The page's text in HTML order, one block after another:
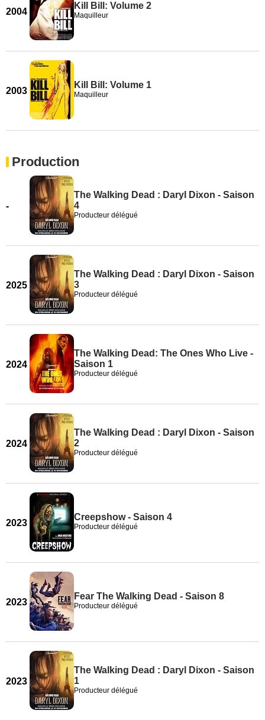
2004
Kill Bill: Volume 2
Maquilleur
2003
Kill Bill: Volume 1
Maquilleur
Production
-
The Walking Dead : Daryl Dixon - Saison
4
Producteur délégué
2025
The Walking Dead : Daryl Dixon - Saison
3
Producteur délégué
2024
The Walking Dead: The Ones Who Live -
Saison 1
Producteur délégué
2024
The Walking Dead : Daryl Dixon - Saison
2
Producteur délégué
2023
Creepshow - Saison 4
Producteur délégué
2023
Fear The Walking Dead - Saison 8
Producteur délégué
2023
The Walking Dead : Daryl Dixon - Saison
1
Producteur délégué